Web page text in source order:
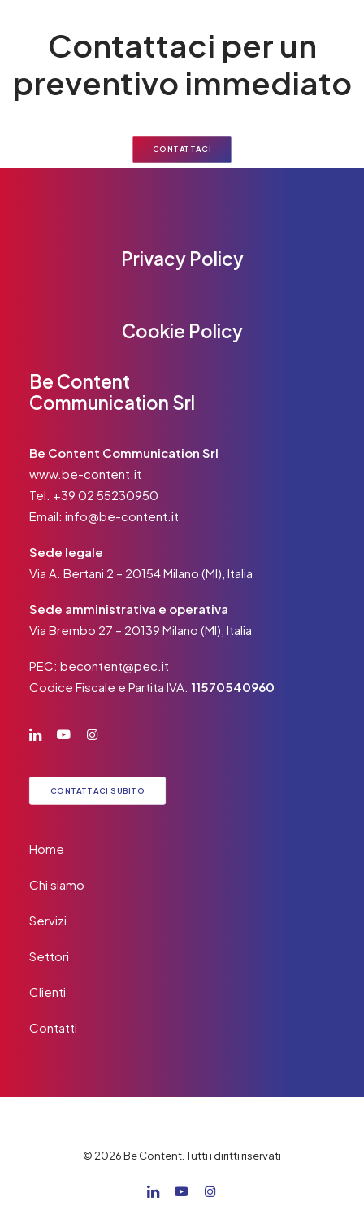
Contattaci per un
preventivo immediato
CONTATTACI
Privacy Policy
Cookie Policy
Be Content
Communication Srl
Be Content Communication Srl
www.be-content.it
Tel. +39 02 55230950
Email: info@be-content.it
Sede legale
Via A. Bertani 2 – 20154 Milano (MI), Italia
Sede amministrativa e operativa
Via Brembo 27 – 20139 Milano (MI), Italia
PEC: becontent@pec.it
Codice Fiscale e Partita IVA: 11570540960
CONTATTACI SUBITO
Home
Chi siamo
Servizi
Settori
Clienti
Contatti
© 2026 Be Content. Tutti i diritti riservati